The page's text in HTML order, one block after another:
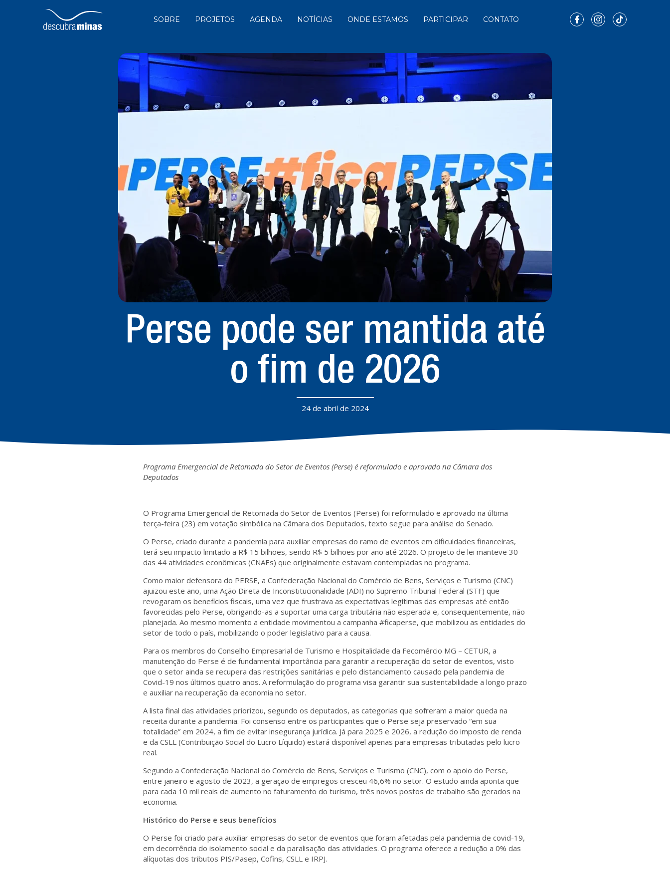
SOBRE PROJETOS AGENDA NOTÍCIAS ONDE ESTAMOS PARTICIPAR CONTATO
Perse pode ser mantida até
o fim de 2026
24 de abril de 2024
Programa Emergencial de Retomada do Setor de Eventos (Perse) é reformulado e aprovado na Câmara dos
Deputados
O Programa Emergencial de Retomada do Setor de Eventos (Perse) foi reformulado e aprovado na última
terça-feira (23) em votação simbólica na Câmara dos Deputados, texto segue para análise do Senado.
O Perse, criado durante a pandemia para auxiliar empresas do ramo de eventos em dificuldades financeiras,
terá seu impacto limitado a R$ 15 bilhões, sendo R$ 5 bilhões por ano até 2026. O projeto de lei manteve 30
das 44 atividades econômicas (CNAEs) que originalmente estavam contempladas no programa.
Como maior defensora do PERSE, a Confederação Nacional do Comércio de Bens, Serviços e Turismo (CNC)
ajuizou este ano, uma Ação Direta de Inconstitucionalidade (ADI) no Supremo Tribunal Federal (STF) que
revogaram os benefícios fiscais, uma vez que frustrava as expectativas legítimas das empresas até então
favorecidas pelo Perse, obrigando-as a suportar uma carga tributária não esperada e, consequentemente, não
planejada. Ao mesmo momento a entidade movimentou a campanha #ficaperse, que mobilizou as entidades do
setor de todo o país, mobilizando o poder legislativo para a causa.
Para os membros do Conselho Empresarial de Turismo e Hospitalidade da Fecomércio MG – CETUR, a
manutenção do Perse é de fundamental importância para garantir a recuperação do setor de eventos, visto
que o setor ainda se recupera das restrições sanitárias e pelo distanciamento causado pela pandemia de
Covid-19 nos últimos quatro anos. A reformulação do programa visa garantir sua sustentabilidade a longo prazo
e auxiliar na recuperação da economia no setor.
A lista final das atividades priorizou, segundo os deputados, as categorias que sofreram a maior queda na
receita durante a pandemia. Foi consenso entre os participantes que o Perse seja preservado “em sua
totalidade” em 2024, a fim de evitar insegurança jurídica. Já para 2025 e 2026, a redução do imposto de renda
e da CSLL (Contribuição Social do Lucro Líquido) estará disponível apenas para empresas tributadas pelo lucro
real.
Segundo a Confederação Nacional do Comércio de Bens, Serviços e Turismo (CNC), com o apoio do Perse,
entre janeiro e agosto de 2023, a geração de empregos cresceu 46,6% no setor. O estudo ainda aponta que
para cada 10 mil reais de aumento no faturamento do turismo, três novos postos de trabalho são gerados na
economia.
Histórico do Perse e seus benefícios
O Perse foi criado para auxiliar empresas do setor de eventos que foram afetadas pela pandemia de covid-19,
em decorrência do isolamento social e da paralisação das atividades. O programa oferece a redução a 0% das
alíquotas dos tributos PIS/Pasep, Cofins, CSLL e IRPJ.